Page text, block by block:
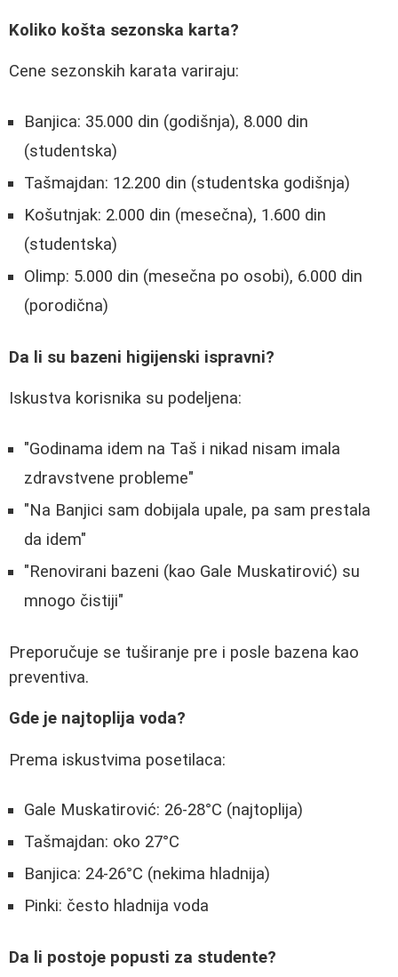
Koliko košta sezonska karta?
Cene sezonskih karata variraju:
Banjica: 35.000 din (godišnja), 8.000 din
(studentska)
Tašmajdan: 12.200 din (studentska godišnja)
Košutnjak: 2.000 din (mesečna), 1.600 din
(studentska)
Olimp: 5.000 din (mesečna po osobi), 6.000 din
(porodična)
Da li su bazeni higijenski ispravni?
Iskustva korisnika su podeljena:
"Godinama idem na Taš i nikad nisam imala
zdravstvene probleme"
"Na Banjici sam dobijala upale, pa sam prestala
da idem"
"Renovirani bazeni (kao Gale Muskatirović) su
mnogo čistiji"
Preporučuje se tuširanje pre i posle bazena kao
preventiva.
Gde je najtoplija voda?
Prema iskustvima posetilaca:
Gale Muskatirović: 26-28°C (najtoplija)
Tašmajdan: oko 27°C
Banjica: 24-26°C (nekima hladnija)
Pinki: često hladnija voda
Da li postoje popusti za studente?